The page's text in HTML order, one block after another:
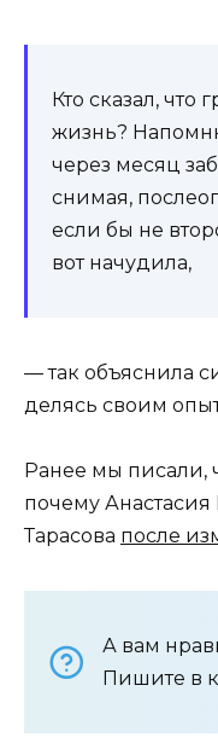
Кто сказал, что
жизнь?
через месяц
снимая,
если бы не
вот начудила,
— так объяснила
делясь своим
Ранее мы писали,
почему
Тарасова после
А вам
Пишите в